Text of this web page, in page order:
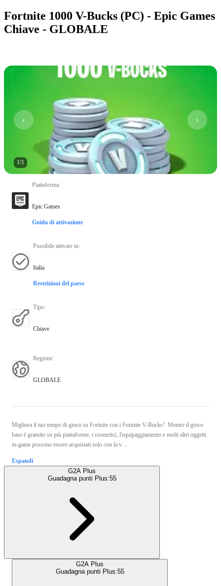
Fortnite 1000 V-Bucks (PC) - Epic Games
Chiave - GLOBALE
1/1
Piattaforma:
Epic Games
Guida di attivazione
Possibile attivare in:
Italia
Restrizioni del paese
Tipo:
Chiave
Regione:
GLOBALE
Migliora il tuo tempo di gioco su Fortnite con i Fortnite V-Bucks! Mentre il gioco
base è gratuito su più piattaforme, i cosmetici, l'equipaggiamento e molti altri oggetti
in-game possono essere acquistati solo con la v ...
Espandi
G2A Plus
Guadagna punti Plus:55
G2A Plus
Guadagna punti Plus:55